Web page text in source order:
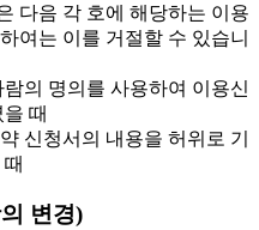
다음 각 호에 해당하는 이용
여는 이를 거절할 수 있습니
람의 명의를 사용하여 이용신
때
신청서의 내용을 허위로 기
변경)